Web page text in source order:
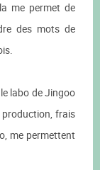
me permet de
des mots de
labo de Jingoo
frais
me permettent